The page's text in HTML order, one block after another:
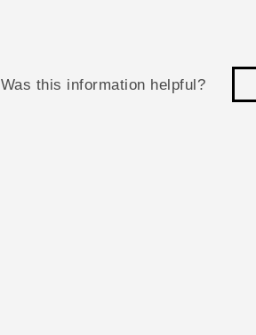
Was this information helpful?